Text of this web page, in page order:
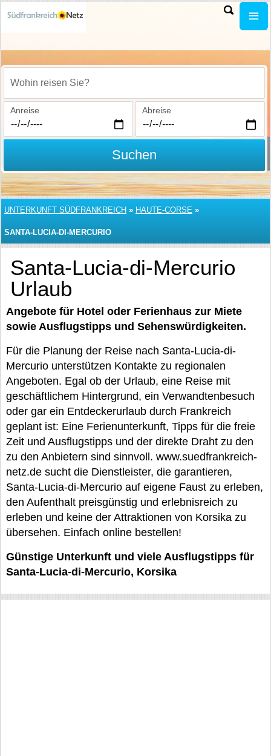
Wohin reisen Sie?
Anreise Abreise
Suchen
UNTERKUNFT SÜDFRANKREICH » HAUTE-CORSE »
SANTA-LUCIA-DI-MERCURIO
Santa-Lucia-di-Mercurio
Urlaub
Angebote für Hotel oder Ferienhaus zur Miete
sowie Ausflugstipps und Sehenswürdigkeiten.
Für die Planung der Reise nach Santa-Lucia-di-
Mercurio unterstützen Kontakte zu regionalen
Angeboten. Egal ob der Urlaub, eine Reise mit
geschäftlichem Hintergrund, ein Verwandtenbesuch
oder gar ein Entdeckerurlaub durch Frankreich
geplant ist: Eine Ferienunterkunft, Tipps für die freie
Zeit und Ausflugstipps und der direkte Draht zu den
zu den Anbietern sind sinnvoll. www.suedfrankreich-
netz.de sucht die Dienstleister, die garantieren,
Santa-Lucia-di-Mercurio auf eigene Faust zu erleben,
den Aufenthalt preisgünstig und erlebnisreich zu
erleben und keine der Attraktionen von Korsika zu
übersehen. Einfach online bestellen!
Günstige Unterkunft und viele Ausflugstipps für
Santa-Lucia-di-Mercurio, Korsika